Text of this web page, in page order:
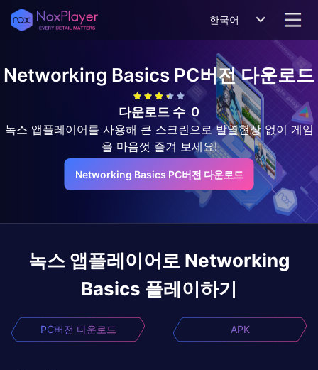
한국어
Networking Basics PC버전 다운로드
다운로드 수 0
녹스 앱플레이어를 사용해 큰 스크린으로 발열현상 없이 게임
을 마음껏 즐겨 보세요!
Networking Basics PC버전 다운로드
녹스 앱플레이어로 Networking
Basics 플레이하기
PC버전 다운로드 APK